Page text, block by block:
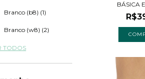
Branco (b8) (1)
Branco (w8) (2)
TODOS
BÁSICA